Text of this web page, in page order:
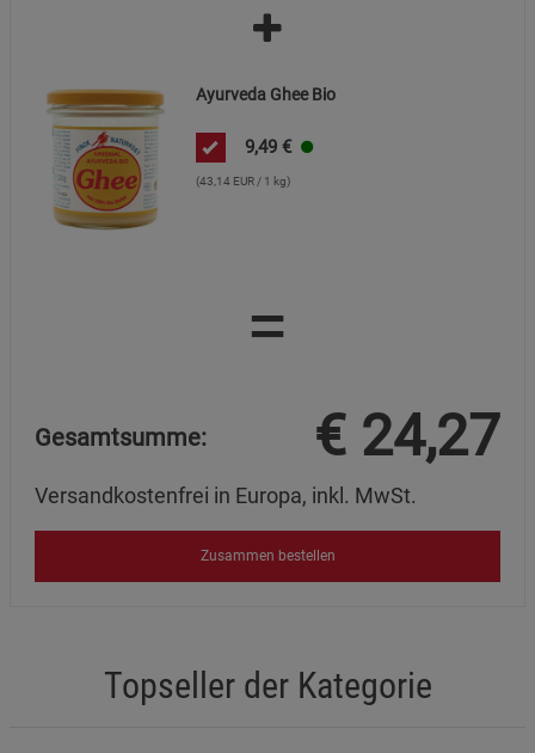
Ayurveda Ghee Bio
9,49 €
(43,14 EUR / 1 kg)
=
Gesamtsumme: € 24,27
Versandkostenfrei in Europa, inkl. MwSt.
Zusammen bestellen
Topseller der Kategorie